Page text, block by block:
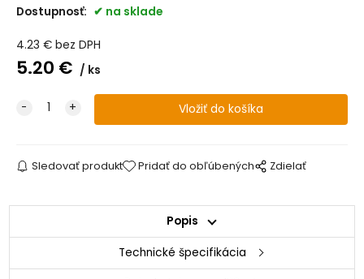
Dostupnosť: na sklade
4.23 € bez DPH
5.20 € ks
Sledovať produkt Pridať do obľúbených Zdielať
Popis
Technické špecifikácia